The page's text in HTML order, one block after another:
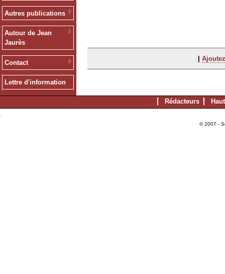
Autres publications
Autour de Jean
Jaurès
Contact
Lettre d'information
|
Rédacteurs
© 2007 -